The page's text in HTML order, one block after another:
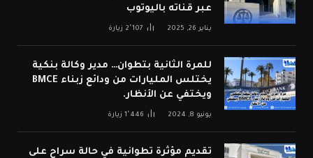
عبر قناته باليوتوب
يناير 26, 2025 2٬107 زيارة
للمرة الثانية بتطوان… مدير وكالة بنكية
يختلس المليارات من ودائع زبناء BMCE
ويختفي عن الأنظار.
يونيو 8, 2024 1٬446 زيارة
تقديم مؤثرة تطوانية في حالة سراح على